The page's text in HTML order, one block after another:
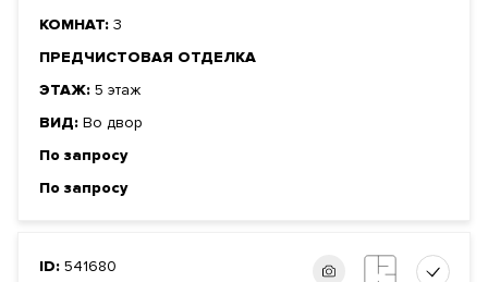
КОМНАТ: 3
ПРЕДЧИСТОВАЯ ОТДЕЛКА
ЭТАЖ: 5 этаж
ВИД: Во двор
По запросу
По запросу
ID: 541680